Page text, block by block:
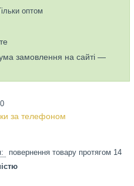
оптом
замовлення на сайті —
за телефоном
повернення товару протягом 14